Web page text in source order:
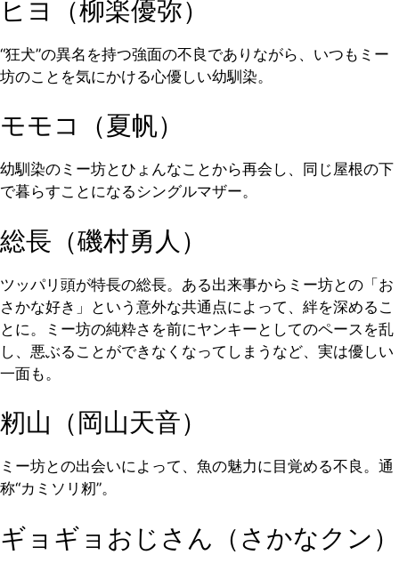
ヒヨ（柳楽優弥）
“狂犬”の異名を持つ強面の不良でありながら、いつもミー
坊のことを気にかける心優しい幼馴染。
モモコ（夏帆）
幼馴染のミー坊とひょんなことから再会し、同じ屋根の下
で暮らすことになるシングルマザー。
総長（磯村勇人）
ツッパリ頭が特長の総長。ある出来事からミー坊との「お
さかな好き」という意外な共通点によって、絆を深めるこ
とに。ミー坊の純粋さを前にヤンキーとしてのペースを乱
し、悪ぶることができなくなってしまうなど、実は優しい
一面も。
籾山（岡山天音）
ミー坊との出会いによって、魚の魅力に目覚める不良。通
称“カミソリ籾”。
ギョギョおじさん（さかなクン）